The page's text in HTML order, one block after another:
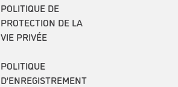
POLITIQUE DE
PROTECTION DE LA
VIE PRIVÉE
POLITIQUE
D’ENREGISTREMENT